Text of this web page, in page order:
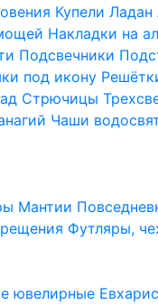
КупелиЛадан
Накладки на
Подсвечники
под икону
Стрючицы
Чаши
Мантии
Футляры,
ювелирные